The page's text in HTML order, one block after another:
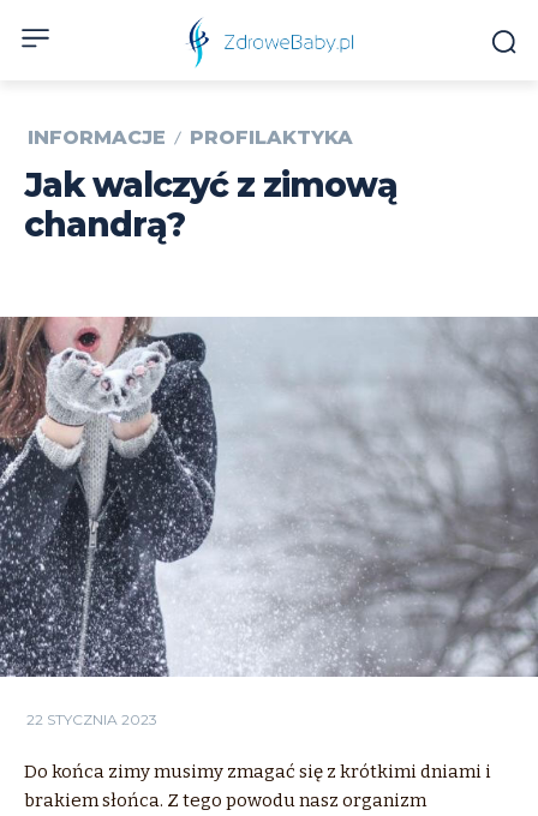
INFORMACJE PROFILAKTYKA
Jak walczyć z zimową
chandrą?
22 STYCZNIA 2023
Do końca zimy musimy zmagać się z krótkimi dniami i
brakiem słońca. Z tego powodu nasz organizm